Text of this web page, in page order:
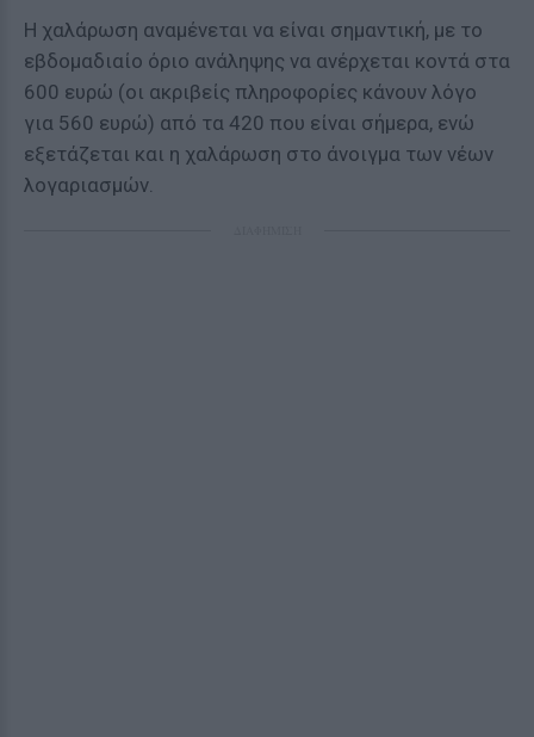
Η χαλάρωση αναμένεται να είναι σημαντική, με το
εβδομαδιαίο όριο ανάληψης να ανέρχεται κοντά στα
600 ευρώ (οι ακριβείς πληροφορίες κάνουν λόγο
για 560 ευρώ) από τα 420 που είναι σήμερα, ενώ
εξετάζεται και η χαλάρωση στο άνοιγμα των νέων
λογαριασμών.